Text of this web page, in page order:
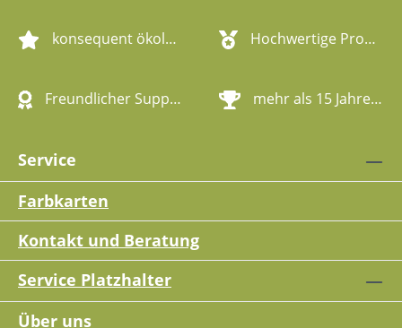
konsequent ökologische Artikel Hochwertige Produktqualität
Freundlicher Support mehr als 15 Jahre Erfahrung
Service
Farbkarten
Kontakt und Beratung
Service Platzhalter
Über uns